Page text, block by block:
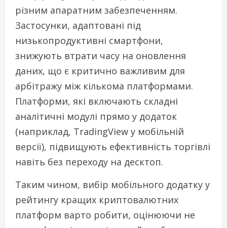
різним апаратним забезпеченням.
Застосунки, адаптовані під
низькопродуктивні смартфони,
знижують втрати часу на оновлення
даних, що є критично важливим для
арбітражу між кількома платформами.
Платформи, які включають складні
аналітичні модулі прямо у додаток
(наприклад, TradingView у мобільній
версії), підвищують ефективність торгівлі
навіть без переходу на десктоп.
Таким чином, вибір мобільного додатку у
рейтингу кращих криптовалютних
платформ варто робити, оцінюючи не